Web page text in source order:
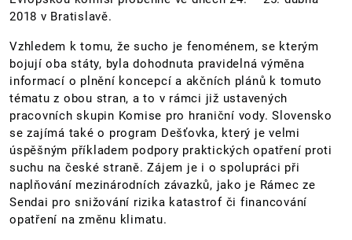
2018 v Bratislavě.
Vzhledem k tomu, že sucho je fenoménem, se kterým
bojují oba státy, byla dohodnuta pravidelná výměna
informací o plnění koncepcí a akčních plánů k tomuto
tématu z obou stran, a to v rámci již ustavených
pracovních skupin Komise pro hraniční vody. Slovensko
se zajímá také o program Dešťovka, který je velmi
úspěšným příkladem podpory praktických opatření proti
suchu na české straně. Zájem je i o spolupráci při
naplňování mezinárodních závazků, jako je Rámec ze
Sendai pro snižování rizika katastrof či financování
opatření na změnu klimatu.